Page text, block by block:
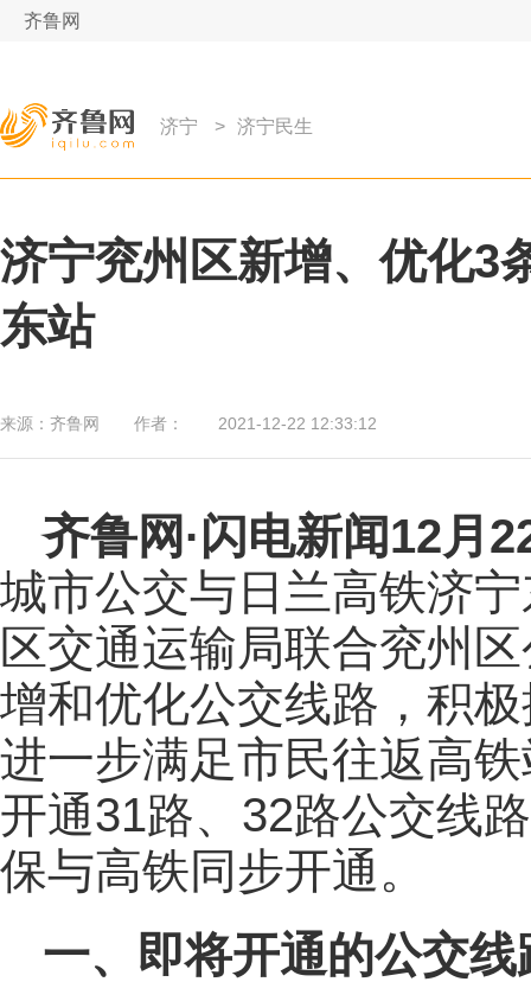
齐鲁网
济宁 > 济宁民生
济宁兖州区新增、优化3
东站
来源： 齐鲁网 作者： 2021-12-22 12:33:12
齐鲁网 ·闪电新闻12月
城市公交与日兰高铁济
区交通运输局联合兖州
增和优化公交线路，积
进一步满足市民往返高
开通31路、32路公交线
保与高铁同步开通。
一、即将开通的公交线